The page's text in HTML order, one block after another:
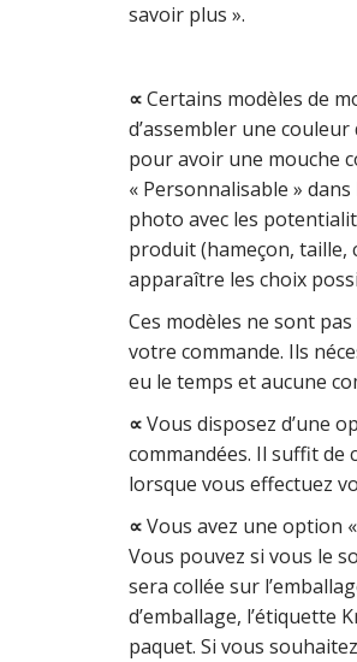
savoir plus ».
∝Certains modèles de
d’assembler une
pour avoir une mouche
« Personnalisable »
photo avec les
produit (hameçon, taille,
apparaître les choix
Ces modèles ne sont
votre commande. Ils
eu le temps et aucune
∝Vous disposez d’une
commandées. Il suffit de
lorsque vous effectuez
∝Vous avez une option
Vous pouvez si vous le
sera collée sur
d’emballage, l’étiquette
paquet. Si vous